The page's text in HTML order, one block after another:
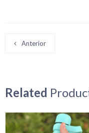
Anterior
Related